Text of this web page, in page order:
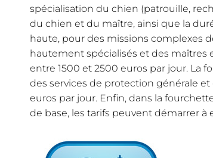
spécialisation du chien (patrouille,
du chien et du maître, ainsi que la
haute, pour des missions complexes
hautement spécialisés et des maîtres
entre 1500 et 2500 euros par jour. La
des services de protection générale
euros par jour. Enfin, dans la
de base, les tarifs peuvent démarrer à